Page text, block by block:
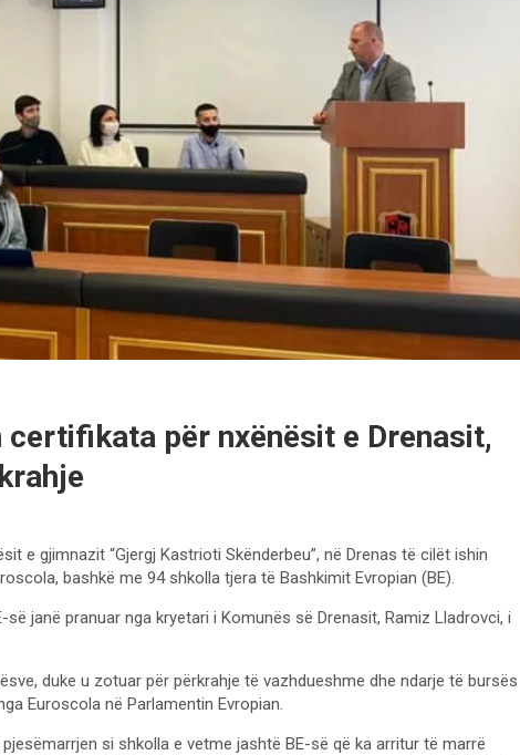
për nxënësit e Drenasit,
e gjimnazit “Gjergj Kastrioti Skënderbeu”, në Drenas të cilët ishin
bashkë me 94 shkolla tjera të Bashkimit Evropian (BE).
janë pranuar nga kryetari i Komunës së Drenasit, Ramiz Lladrovci, i
duke u zotuar për përkrahje të vazhdueshme dhe ndarje të bursës
Euroscola në Parlamentin Evropian.
si shkolla e vetme jashtë BE-së që ka arritur të marrë